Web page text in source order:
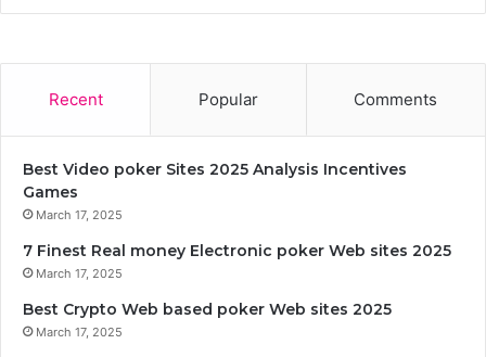
Recent Popular Comments
Best Video poker Sites 2025 Analysis Incentives
Games
March 17, 2025
7 Finest Real money Electronic poker Web sites 2025
March 17, 2025
Best Crypto Web based poker Web sites 2025
March 17, 2025